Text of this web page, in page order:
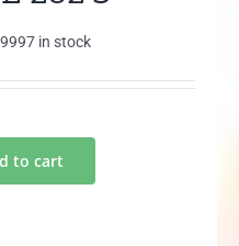
in stock
to cart